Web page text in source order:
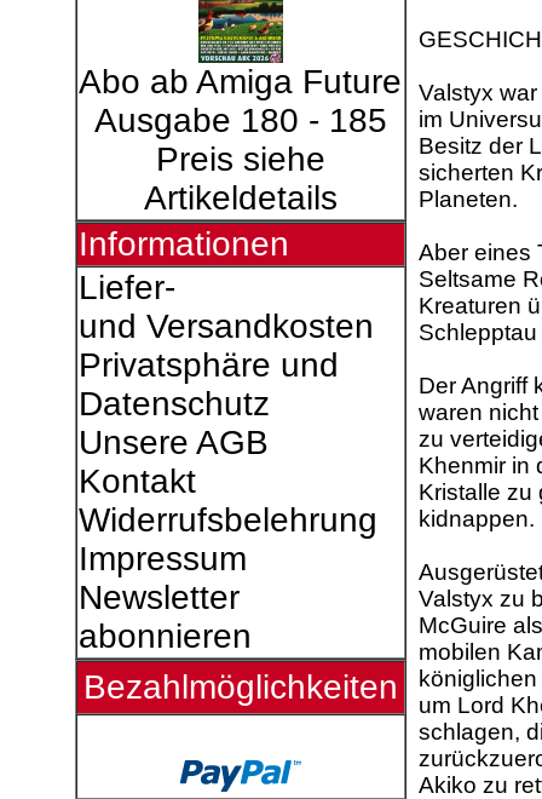
Abo ab Amiga Future
Ausgabe 180 - 185
Preis siehe
Artikeldetails
Informationen
Liefer-
und Versandkosten
Privatsphäre und
Datenschutz
Unsere AGB
Kontakt
Widerrufsbelehrung
Impressum
Newsletter
abonnieren
Bezahlmöglichkeiten
Valstyx
im
Besitz der
sicherten
Planeten.
Aber eines
Seltsame
Kreaturen
Der Angriff
waren
zu
Khenmir in
Kristalle zu
kidnappen.
Valstyx zu
McGuire
mobilen
um Lord
schlagen,
Akiko zu